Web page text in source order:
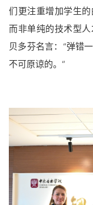
们更注重增加学生的
而非单纯的技术型
贝多芬名言：“弹错
不可原谅的。”